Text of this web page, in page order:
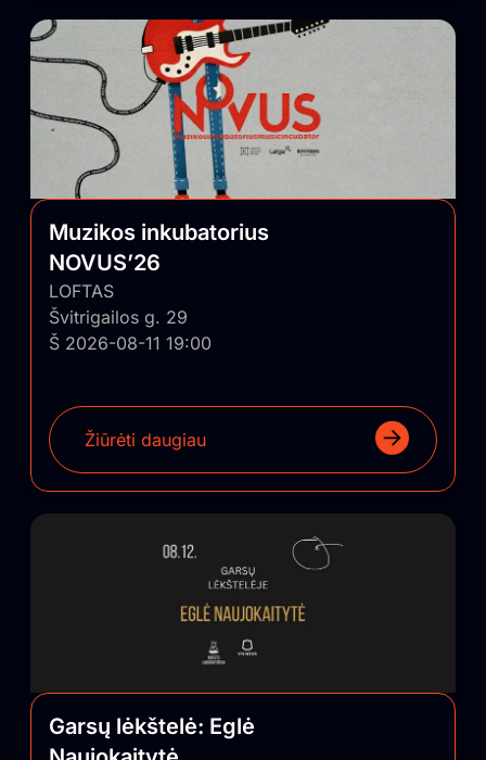
Muzikos inkubatorius
NOVUS’26
LOFTAS
Švitrigailos g. 29
Š 2026-08-11 19:00
Žiūrėti daugiau
Garsų lėkštelė: Eglė